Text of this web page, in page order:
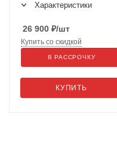
кейсе NE806K-3/4
Характеристики
26 900 ₽/шт
КУПИТЬ
Купить со скидкой
В РАССРОЧКУ